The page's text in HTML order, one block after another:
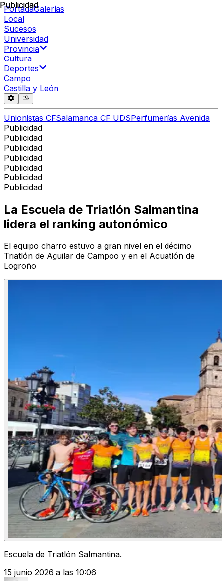
PortadaGalerías
Local
Sucesos
Universidad
Provincia
Cultura
Deportes
Campo
Castilla y León
Unionistas CFSalamanca CF UDSPerfumerías Avenida
Publicidad
Publicidad
Publicidad
Publicidad
Publicidad
Publicidad
Publicidad
Publicidad
La Escuela de Triatlón Salmantina
lidera el ranking autonómico
El equipo charro estuvo a gran nivel en el décimo
Triatlón de Aguilar de Campoo y en el Acuatlón de
Logroño
Escuela de Triatlón Salmantina.
15 junio 2026 a las 10:06
Publicidad